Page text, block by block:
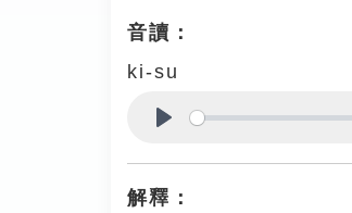
音讀：
ki-su
解釋：